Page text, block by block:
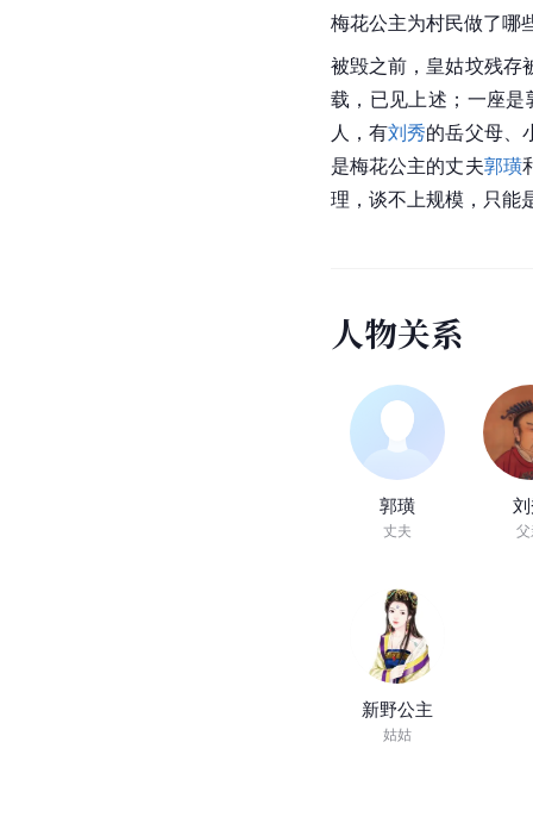
梅花公主为村民做了哪
被毁之前，皇姑坟残存
载，已见上述；一座
人，有刘秀的岳父母、
是梅花公主的丈夫郭璜
理，谈不上规模，只能
人物关系
郭璜
丈夫
新野公主
姑姑